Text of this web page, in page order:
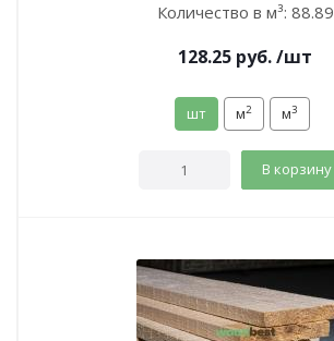
Количество в м³: 88.89
128.25 руб./шт
шт м2 м3
В корзину